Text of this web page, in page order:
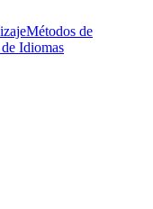
Métodos de
Idiomas